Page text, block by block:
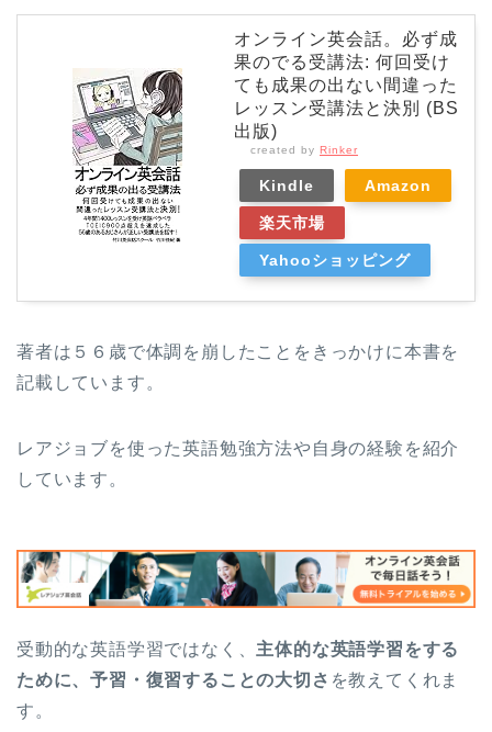
オンライン英会話。必ず成
果のでる受講法: 何回受け
ても成果の出ない間違った
レッスン受講法と決別 (BS
出版)
created by Rinker
Kindle Amazon
楽天市場
Yahooショッピング
著者は５６歳で体調を崩したことをきっかけに本書を
記載しています。
レアジョブを使った英語勉強方法や自身の経験を紹介
しています。
受動的な英語学習ではなく、 主体的な英語学習をする
ために、予習・復習することの大切さ を教えてくれま
す。